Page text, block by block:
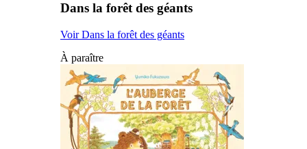
Dans la forêt des géants
Voir Dans la forêt des géants
À paraître